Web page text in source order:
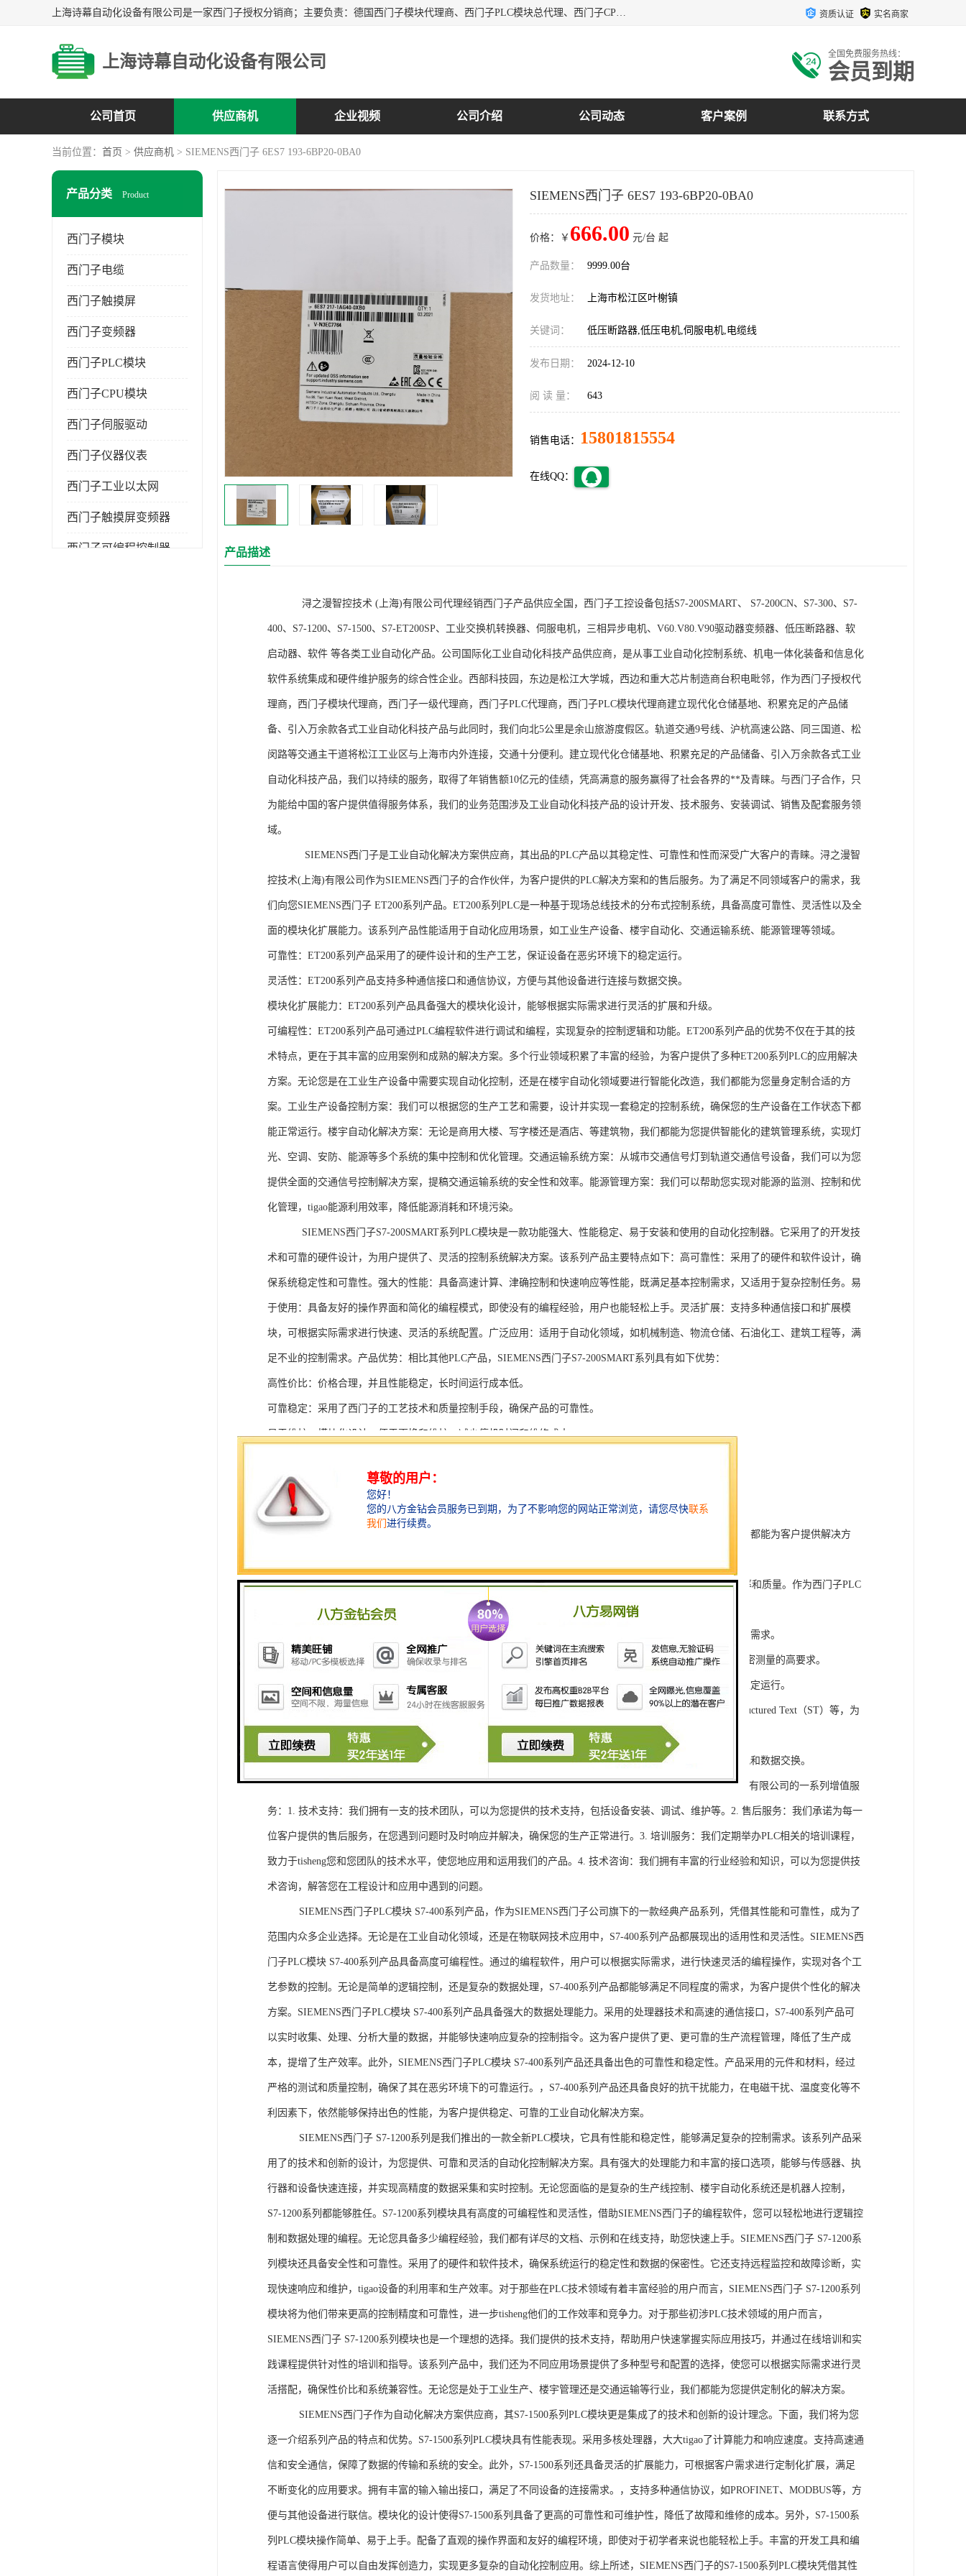
上海诗幕自动化设备有限公司是一家西门子授权分销商；主要负责：德国西门子模块代理商、西门子PLC模块总代理、西门子CPU模块代理商、西门子电缆代理、西门子触摸屏变频器总代理等专销售西门子各系列产品；实体公司，诚信经营，价格优势，品质保证，库存量大，供应！ 资质认证 实名商家
上海诗幕自动化设备有限公司 全国免费服务热线：
会员到期
公司首页 供应商机 企业视频 公司介绍 公司动态 客户案例 联系方式
当前位置： 首页 > 供应商机 > SIEMENS西门子 6ES7 193-6BP20-0BA0
产品分类 Product
西门子模块
西门子电缆
西门子触摸屏
西门子变频器
西门子PLC模块
西门子CPU模块
西门子伺服驱动
西门子仪器仪表
西门子工业以太网
西门子触摸屏变频器
西门子可编程控制器
SIEMENS西门子 6ES7 193-6BP20-0BA0
价格：￥ 666.00 元/台 起
产品数量： 9999.00台
发货地址： 上海市松江区叶榭镇
关键词： 低压断路器,低压电机,伺服电机,电缆线
发布日期： 2024-12-10
阅 读 量： 643
销售电话： 15801815554
在线QQ：
产品描述
浔之漫智控技术 (上海)有限公司代理经销西门子产品供应全国，西门子工控设备包括S7-200SMART、 S7-200CN、S7-300、S7-
400、S7-1200、S7-1500、S7-ET200SP、工业交换机转换器、伺服电机，三相异步电机、V60.V80.V90驱动器变频器、低压断路器、软
启动器、软件 等各类工业自动化产品。公司国际化工业自动化科技产品供应商，是从事工业自动化控制系统、机电一体化装备和信息化
软件系统集成和硬件维护服务的综合性企业。西部科技园，东边是松江大学城，西边和重大芯片制造商台积电毗邻，作为西门子授权代
理商，西门子模块代理商，西门子一级代理商，西门子PLC代理商，西门子PLC模块代理商建立现代化仓储基地、积累充足的产品储
备、引入万余款各式工业自动化科技产品与此同时，我们向北5公里是余山旅游度假区。轨道交通9号线、沪杭高速公路、同三国道、松
闵路等交通主干道将松江工业区与上海市内外连接，交通十分便利。建立现代化仓储基地、积累充足的产品储备、引入万余款各式工业
自动化科技产品，我们以持续的服务，取得了年销售额10亿元的佳绩，凭高满意的服务赢得了社会各界的**及青睐。与西门子合作，只
为能给中国的客户提供值得服务体系，我们的业务范围涉及工业自动化科技产品的设计开发、技术服务、安装调试、销售及配套服务领
域。
SIEMENS西门子是工业自动化解决方案供应商，其出品的PLC产品以其稳定性、可靠性和性而深受广大客户的青睐。浔之漫智
控技术(上海)有限公司作为SIEMENS西门子的合作伙伴，为客户提供的PLC解决方案和的售后服务。为了满足不同领域客户的需求，我
们向您SIEMENS西门子 ET200系列产品。ET200系列PLC是一种基于现场总线技术的分布式控制系统，具备高度可靠性、灵活性以及全
面的模块化扩展能力。该系列产品性能适用于自动化应用场景，如工业生产设备、楼宇自动化、交通运输系统、能源管理等领域。
可靠性：ET200系列产品采用了的硬件设计和的生产工艺，保证设备在恶劣环境下的稳定运行。
灵活性：ET200系列产品支持多种通信接口和通信协议，方便与其他设备进行连接与数据交换。
模块化扩展能力：ET200系列产品具备强大的模块化设计，能够根据实际需求进行灵活的扩展和升级。
可编程性：ET200系列产品可通过PLC编程软件进行调试和编程，实现复杂的控制逻辑和功能。ET200系列产品的优势不仅在于其的技
术特点，更在于其丰富的应用案例和成熟的解决方案。多个行业领域积累了丰富的经验，为客户提供了多种ET200系列PLC的应用解决
方案。无论您是在工业生产设备中需要实现自动化控制，还是在楼宇自动化领域要进行智能化改造，我们都能为您量身定制合适的方
案。工业生产设备控制方案：我们可以根据您的生产工艺和需要，设计并实现一套稳定的控制系统，确保您的生产设备在工作状态下都
能正常运行。楼宇自动化解决方案：无论是商用大楼、写字楼还是酒店、等建筑物，我们都能为您提供智能化的建筑管理系统，实现灯
光、空调、安防、能源等多个系统的集中控制和优化管理。交通运输系统方案：从城市交通信号灯到轨道交通信号设备，我们可以为您
提供全面的交通信号控制解决方案，提稿交通运输系统的安全性和效率。能源管理方案：我们可以帮助您实现对能源的监测、控制和优
化管理，tigao能源利用效率，降低能源消耗和环境污染。
SIEMENS西门子S7-200SMART系列PLC模块是一款功能强大、性能稳定、易于安装和使用的自动化控制器。它采用了的开发技
术和可靠的硬件设计，为用户提供了、灵活的控制系统解决方案。该系列产品主要特点如下：高可靠性：采用了的硬件和软件设计，确
保系统稳定性和可靠性。强大的性能：具备高速计算、津确控制和快速响应等性能，既满足基本控制需求，又适用于复杂控制任务。易
于使用：具备友好的操作界面和简化的编程模式，即使没有的编程经验，用户也能轻松上手。灵活扩展：支持多种通信接口和扩展模
块，可根据实际需求进行快速、灵活的系统配置。广泛应用：适用于自动化领域，如机械制造、物流仓储、石油化工、建筑工程等，满
足不业的控制需求。产品优势：相比其他PLC产品，SIEMENS西门子S7-200SMART系列具有如下优势：
高性价比：价格合理，并且性能稳定，长时间运行成本低。
可靠稳定：采用了西门子的工艺技术和质量控制手段，确保产品的可靠性。
易于维护：模块化设计，便于更换和维护，减少停机时间和维修成本。
灵活配置：多种通信接口和编程模式可选，满足不同用户的个性化要求。
快速部署：配备了完善的软件工具和技术支持，可快速部署系统，缩短项目周期。
在智能科技、自动化科技和机电领域内有着到的见解。无论是提供技术咨询，还是进行技术开发和转让，我们都能为客户提供解决方
SIEMENS西门子PLC模块S7-300系列产品是一系列高可靠性、高性能的工控设备，旨在tisheng生产效率和质量。作为西门子PLC
系列中的重要组成部分，S7-300系列产品具有以下突出特点：
1. 灵活性和可扩展性：S7-300系列产品设计特，可根据客户需求灵活配置输入输出模块，满足不同规模工程的需求。
2. 高速、高精度的模拟量输入输出：S7-300系列产品支持多达8个模拟量输入输出通道，可满足对于控制和精密测量的高要求。
3. 高可靠性和稳定性：S7-300系列产品采用的硬件和软件技术，具有高度可靠性和稳定性，保证系统的长期稳定运行。
4. 灵活可编程：S7-300系列产品采用TIA Portal开发环境，支持多种编程语言，如Ladder Diagram（LD）、Structured Text（ST）等，为
工程师提供了更多编程选择。
5. 可靠的通讯接口：S7-300系列产品配备丰富的通讯接口，可与其他工控设备无缝集成，实现设备之间的通讯和数据交换。
购买SIEMENS西门子PLC模块S7-300系列产品，不仅获得了可靠的工控设备，还将获得浔之漫智控技术(上海)有限公司的一系列增值服
务：1. 技术支持：我们拥有一支的技术团队，可以为您提供的技术支持，包括设备安装、调试、维护等。2. 售后服务：我们承诺为每一
位客户提供的售后服务，在您遇到问题时及时响应并解决，确保您的生产正常进行。3. 培训服务：我们定期举办PLC相关的培训课程，
致力于tisheng您和您团队的技术水平，使您地应用和运用我们的产品。4. 技术咨询：我们拥有丰富的行业经验和知识，可以为您提供技
术咨询，解答您在工程设计和应用中遇到的问题。
SIEMENS西门子PLC模块 S7-400系列产品，作为SIEMENS西门子公司旗下的一款经典产品系列，凭借其性能和可靠性，成为了
范围内众多企业选择。无论是在工业自动化领域，还是在物联网技术应用中，S7-400系列产品都展现出的适用性和灵活性。SIEMENS西
门子PLC模块 S7-400系列产品具备高度可编程性。通过的编程软件，用户可以根据实际需求，进行快速灵活的编程操作，实现对各个工
艺参数的控制。无论是简单的逻辑控制，还是复杂的数据处理，S7-400系列产品都能够满足不同程度的需求，为客户提供个性化的解决
方案。SIEMENS西门子PLC模块 S7-400系列产品具备强大的数据处理能力。采用的处理器技术和高速的通信接口，S7-400系列产品可
以实时收集、处理、分析大量的数据，并能够快速响应复杂的控制指令。这为客户提供了更、更可靠的生产流程管理，降低了生产成
本，提增了生产效率。此外，SIEMENS西门子PLC模块 S7-400系列产品还具备出色的可靠性和稳定性。产品采用的元件和材料，经过
严格的测试和质量控制，确保了其在恶劣环境下的可靠运行。，S7-400系列产品还具备良好的抗干扰能力，在电磁干扰、温度变化等不
利因素下，依然能够保持出色的性能，为客户提供稳定、可靠的工业自动化解决方案。
SIEMENS西门子 S7-1200系列是我们推出的一款全新PLC模块，它具有性能和稳定性，能够满足复杂的控制需求。该系列产品采
用了的技术和创新的设计，为您提供、可靠和灵活的自动化控制解决方案。具有强大的处理能力和丰富的接口选项，能够与传感器、执
行器和设备快速连接，并实现高精度的数据采集和实时控制。无论您面临的是复杂的生产线控制、楼宇自动化系统还是机器人控制，
S7-1200系列都能够胜任。S7-1200系列模块具有高度的可编程性和灵活性，借助SIEMENS西门子的编程软件，您可以轻松地进行逻辑控
制和数据处理的编程。无论您具备多少编程经验，我们都有详尽的文档、示例和在线支持，助您快速上手。SIEMENS西门子 S7-1200系
列模块还具备安全性和可靠性。采用了的硬件和软件技术，确保系统运行的稳定性和数据的保密性。它还支持远程监控和故障诊断，实
现快速响应和维护，tigao设备的利用率和生产效率。对于那些在PLC技术领域有着丰富经验的用户而言，SIEMENS西门子 S7-1200系列
模块将为他们带来更高的控制精度和可靠性，进一步tisheng他们的工作效率和竞争力。对于那些初涉PLC技术领域的用户而言，
SIEMENS西门子 S7-1200系列模块也是一个理想的选择。我们提供的技术支持，帮助用户快速掌握实际应用技巧，并通过在线培训和实
践课程提供针对性的培训和指导。该系列产品中，我们还为不同应用场景提供了多种型号和配置的选择，使您可以根据实际需求进行灵
活搭配，确保性价比和系统兼容性。无论您是处于工业生产、楼宇管理还是交通运输等行业，我们都能为您提供定制化的解决方案。
SIEMENS西门子作为自动化解决方案供应商，其S7-1500系列PLC模块更是集成了的技术和创新的设计理念。下面，我们将为您
逐一介绍系列产品的特点和优势。S7-1500系列PLC模块具有性能表现。采用多核处理器，大大tigao了计算能力和响应速度。支持高速通
信和安全通信，保障了数据的传输和系统的安全。此外，S7-1500系列还具备灵活的扩展能力，可根据客户需求进行定制化扩展，满足
不断变化的应用要求。拥有丰富的输入输出接口，满足了不同设备的连接需求。，支持多种通信协议，如PROFINET、MODBUS等，方
便与其他设备进行联信。模块化的设计使得S7-1500系列具备了更高的可靠性和可维护性，降低了故障和维修的成本。另外，S7-1500系
列PLC模块操作简单、易于上手。配备了直观的操作界面和友好的编程环境，即使对于初学者来说也能轻松上手。丰富的开发工具和编
程语言使得用户可以自由发挥创造力，实现更多复杂的自动化控制应用。综上所述，SIEMENS西门子的S7-1500系列PLC模块凭借其性